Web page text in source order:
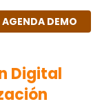
AGENDA DEMO
Digital